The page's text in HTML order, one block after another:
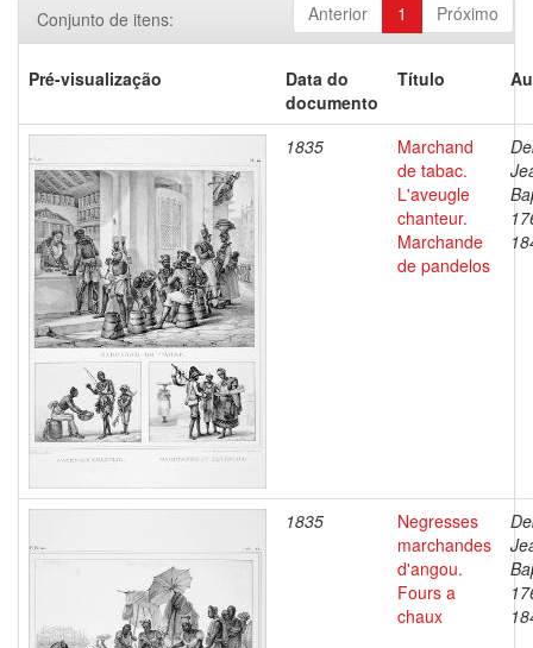
Anterior 1 Próximo
Conjunto de itens:
Pré-visualização
Data do
documento
Título
1835
Marchand
de tabac.
L'aveugle
chanteur.
Marchande
de pandelos
1835
Negresses
marchandes
d'angou.
Fours a
chaux